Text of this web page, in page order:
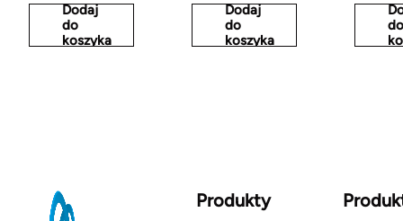
Dodaj
do
koszyka
Dodaj
do
koszyka
do
Produkty